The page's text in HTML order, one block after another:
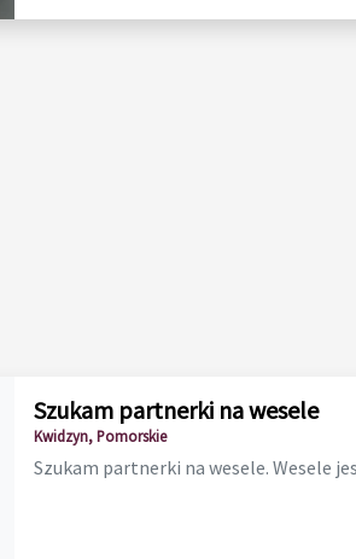
Szukam partnerki na wesele
Kwidzyn, Pomorskie
Szukam partnerki na wesele. Wesele